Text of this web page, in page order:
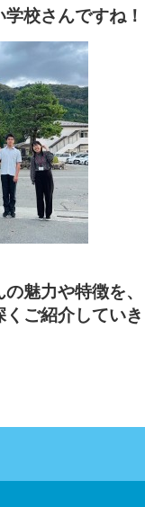
校さんですね！
魅力や特徴を、
ご紹介してい